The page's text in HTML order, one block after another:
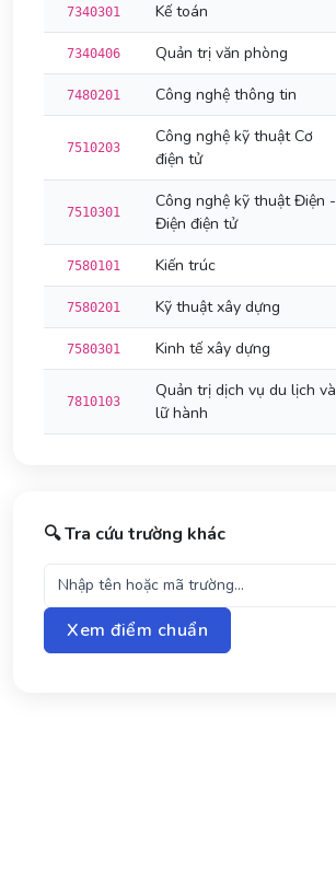
7340301 Kế toán
7340406 Quản trị văn phòng
7480201 Công nghệ thông tin
7510203
Công nghệ kỹ thuật Cơ
điện tử
7510301
Công nghệ kỹ thuật Điện -
Điện điện tử
7580101 Kiến trúc
7580201 Kỹ thuật xây dựng
7580301 Kinh tế xây dựng
7810103
Quản trị dịch vụ du lịch và
lữ hành
🔍 Tra cứu trường khác
Xem điểm chuẩn